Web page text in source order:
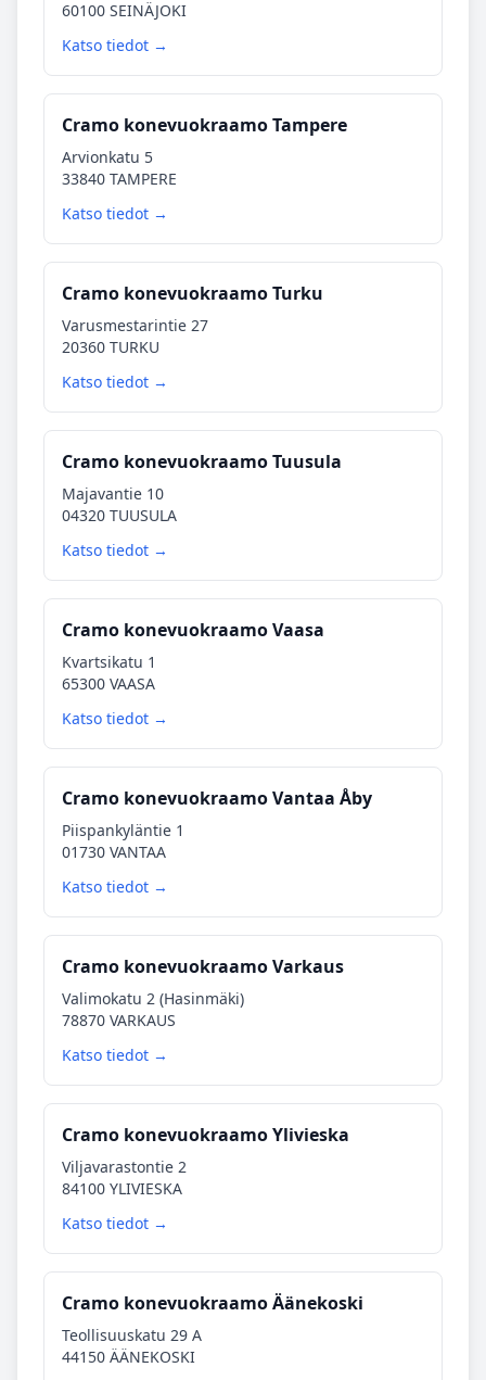
60100 SEINÄJOKI
Katso tiedot →
Cramo konevuokraamo Tampere
Arvionkatu 5
33840 TAMPERE
Katso tiedot →
Cramo konevuokraamo Turku
Varusmestarintie 27
20360 TURKU
Katso tiedot →
Cramo konevuokraamo Tuusula
Majavantie 10
04320 TUUSULA
Katso tiedot →
Cramo konevuokraamo Vaasa
Kvartsikatu 1
65300 VAASA
Katso tiedot →
Cramo konevuokraamo Vantaa Åby
Piispankyläntie 1
01730 VANTAA
Katso tiedot →
Cramo konevuokraamo Varkaus
Valimokatu 2 (Hasinmäki)
78870 VARKAUS
Katso tiedot →
Cramo konevuokraamo Ylivieska
Viljavarastontie 2
84100 YLIVIESKA
Katso tiedot →
Cramo konevuokraamo Äänekoski
Teollisuuskatu 29 A
44150 ÄÄNEKOSKI